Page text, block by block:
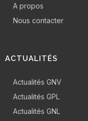
A propos
Nous contacter
ACTUALITÉS
Actualités GNV
Actualités GPL
Actualités GNL